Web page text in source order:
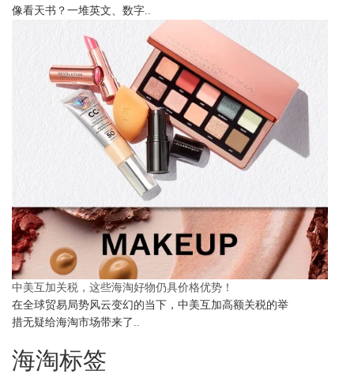
像看天书？一堆英文、数字..
中美互加关税，这些海淘好物仍具价格优势！
在全球贸易局势风云变幻的当下，中美互加高额关税的举
措无疑给海淘市场带来了..
海淘标签